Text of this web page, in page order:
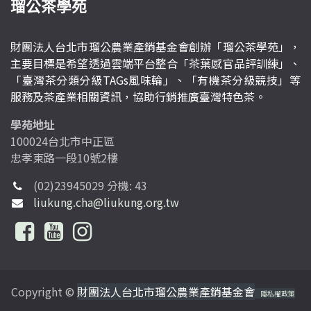
瑠公茶學苑
財團法人台北市瑠公農業產銷基金會創辦「瑠公茶學苑」，
主要目標是希望透過雲端平台整合「茶葉感官品評訓練」、
「臺灣茶分類分級TAGs風味輪」、「有機茶分級競技」等
服務及茶產業相關資訊，協助行銷推廣臺灣特色茶。
學苑地址
100024台北市中正區
忠孝東路一段10號2樓
(02)23945029 分機: 43
liukung.cha@liukung.org.tw
Copyright © 財團法人台北市瑠公農業產銷基金會 隱私權政策